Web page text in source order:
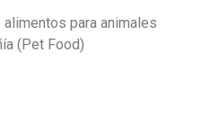
alimentos para animales
(Pet Food)